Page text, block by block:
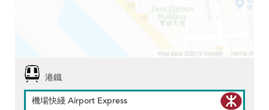
港鐵
機場快綫 Airport Express